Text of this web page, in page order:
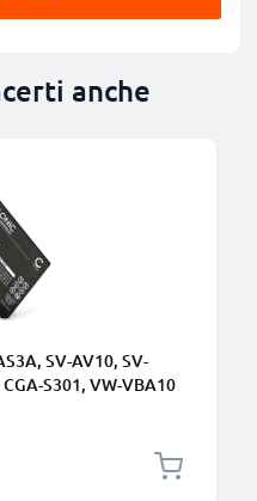
anche
SV-AV10, SV-
S301, VW-VBA10